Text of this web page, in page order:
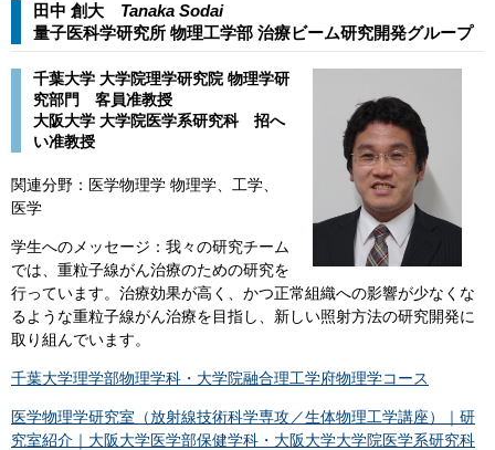
田中 創大 Tanaka Sodai​​
量子医科学研究所 物理工学部 治療ビーム研究開発グループ​
千葉大学 大学院理学研究院 物理学研
究部門 客員准教授
​大阪大学 大学院医学系研究科 招へ
い准教授
関連分野：医学物理学 物理学、工学、
医学
学生へのメッセージ：我々の研究チーム
では、重粒子線がん治療のための研究を
行っています。治療効果が高く、かつ正常組織への影響が少なくな
るような重粒子線がん治療を目指し、新しい照射方法の研究開発に
取り組んでいます。
千葉大学理学部物理学科・大学院融合理工学府物理学コース
医学物理学研究室（放射線技術科学専攻／生体物理工学講座）｜研
究室紹介｜大阪大学医学部保健学科・大阪大学大学院医学系研究科